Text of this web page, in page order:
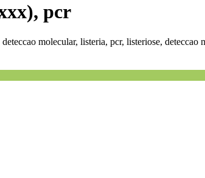
pcr
molecular, listeria, pcr, listeriose, deteccao